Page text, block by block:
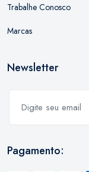
Trabalhe Conosco
Marcas
Newsletter
Pagamento: